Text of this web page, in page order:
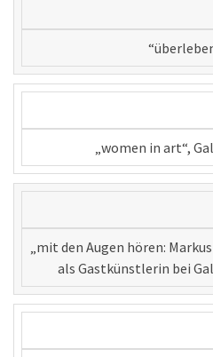
„women in art“,
„mit den Augen hören:
als Gastkünstlerin bei